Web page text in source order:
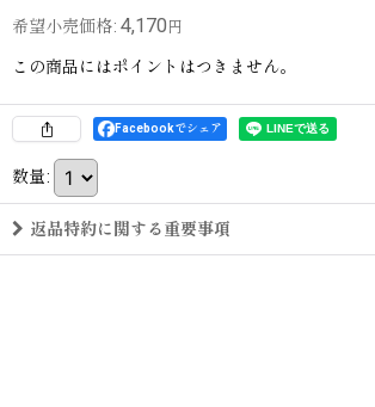
希望小売価格: 4,170 円
この商品にはポイントはつきません。
Facebookでシェア
数量:
返品特約に関する重要事項